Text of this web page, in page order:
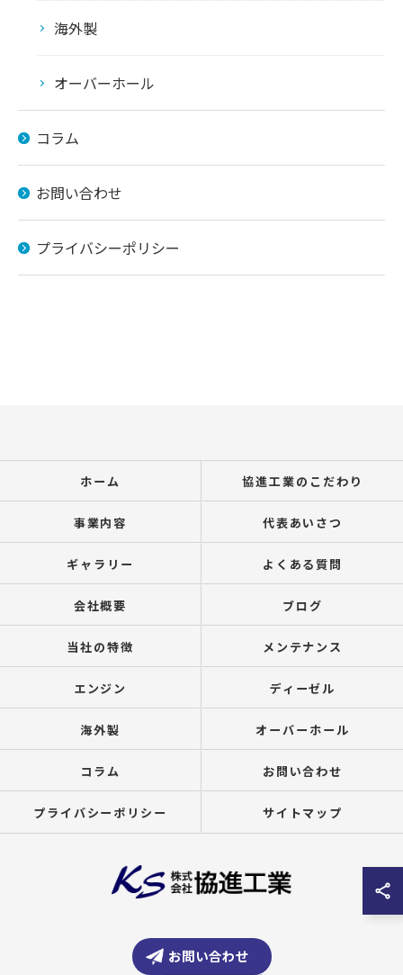
海外製
オーバーホール
コラム
お問い合わせ
プライバシーポリシー
お問い合わせ
ホーム 協進工業のこだわり
事業内容 代表あいさつ
ギャラリー よくある質問
会社概要 ブログ
当社の特徴 メンテナンス
エンジン ディーゼル
海外製 オーバーホール
コラム お問い合わせ
プライバシーポリシー サイトマップ
© 2026 大阪府大阪市の船舶なら株式会社協進工業 ALL RIGHTS RESERVED.